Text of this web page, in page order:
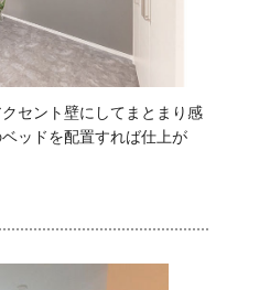
セント壁にしてまとまり感
ッドを配置すれば仕上が